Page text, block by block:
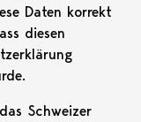
Daten korrekt
diesen
Schweizer